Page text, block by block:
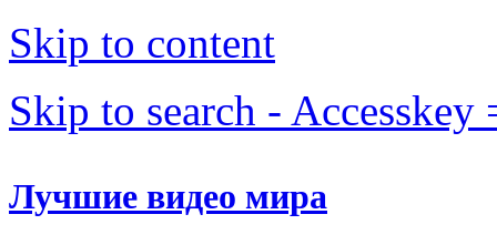
Skip to content
Skip to search - Accesskey
Лучшие видео мира